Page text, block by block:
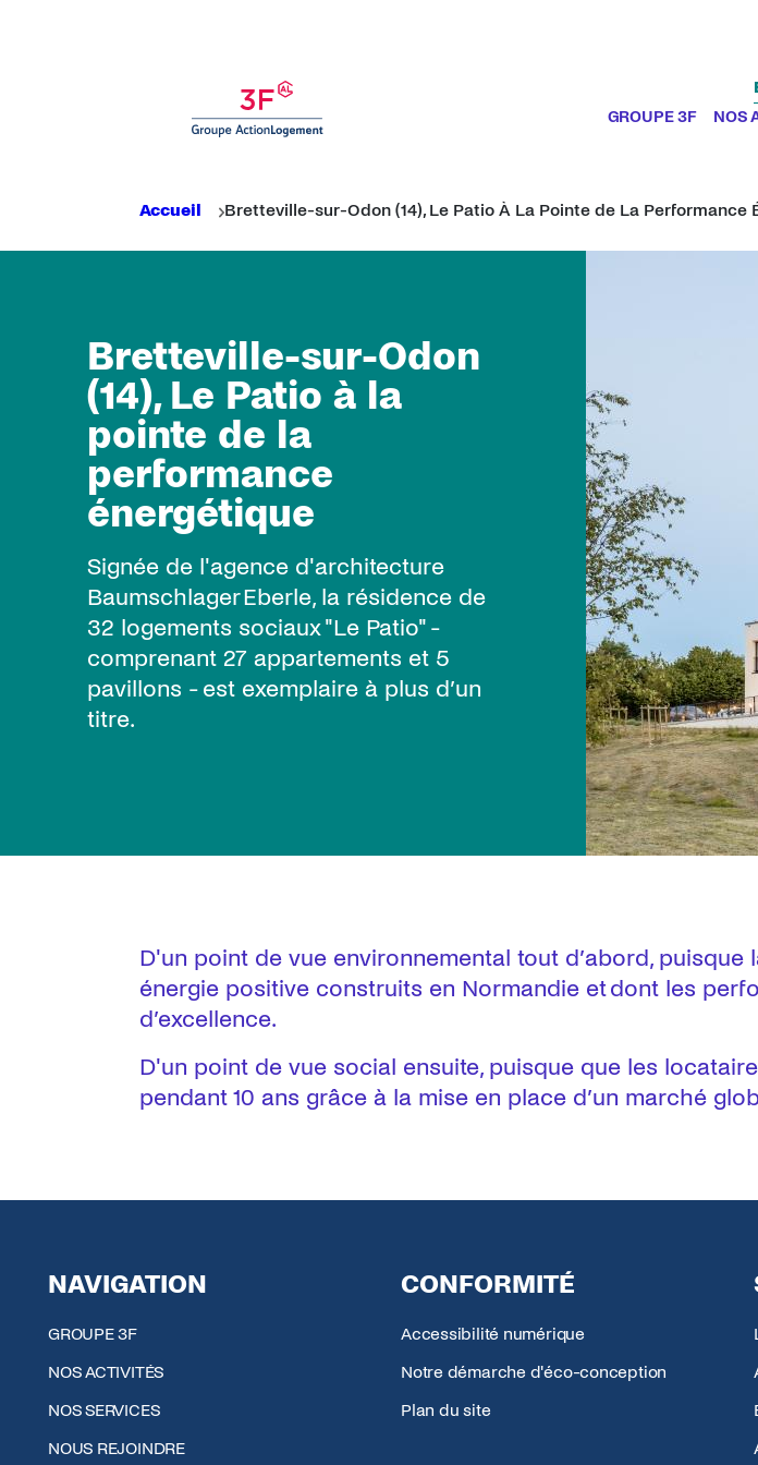
GROUPE 3F
NOS
Fil d'Ariane
Accueil Bretteville-sur-Odon (14), Le Patio À La Pointe de La Performance
Bretteville-sur-Odon
(14), Le Patio à la
pointe de la
performance
énergétique
Signée de l'agence d'architecture
Baumschlager Eberle, la résidence de
32 logements sociaux "Le Patio" -
comprenant 27 appartements et 5
pavillons - est exemplaire à plus d’un
titre.
D'un point de vue environnemental tout d’abord,
énergie positive construits en Normandie et dont les
d’excellence.
D'un point de vue social ensuite, puisque que les
pendant 10 ans grâce à la mise en place d’un marché
NAVIGATION
GROUPE 3F
NOS ACTIVITÉS
NOS SERVICES
NOUS REJOINDRE
CONFORMITÉ
Accessibilité numérique
Notre démarche d'éco-conception
Plan du site